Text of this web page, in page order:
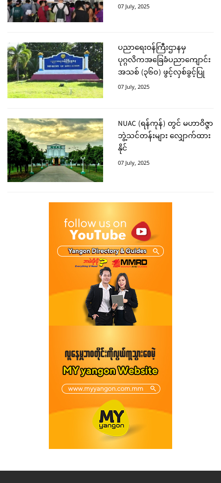
07 July, 2025
ပညာရေးဝန်ကြီးဌာနမှ
ပုဂ္ဂလိကအခြေခံပညာကျောင်း
အသစ် (၃၆၀) ဖွင့်လှစ်ခွင့်ပြု
07 July, 2025
NUAC (ရန်ကုန်) တွင် မဟာဝိဇ္ဇာ
ဘွဲ့သင်တန်းများ လျှောက်ထား
နိုင်
07 July, 2025